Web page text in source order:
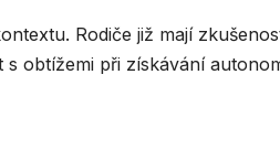
Rodiče již mají
obtížemi při získávání